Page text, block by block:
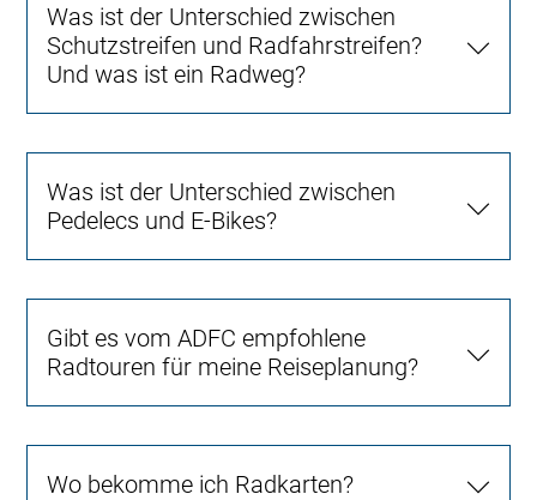
Was ist der Unterschied zwischen
Schutzstreifen und Radfahrstreifen?
Und was ist ein Radweg?
Was ist der Unterschied zwischen
Pedelecs und E-Bikes?
Gibt es vom ADFC empfohlene
Radtouren für meine Reiseplanung?
Wo bekomme ich Radkarten?